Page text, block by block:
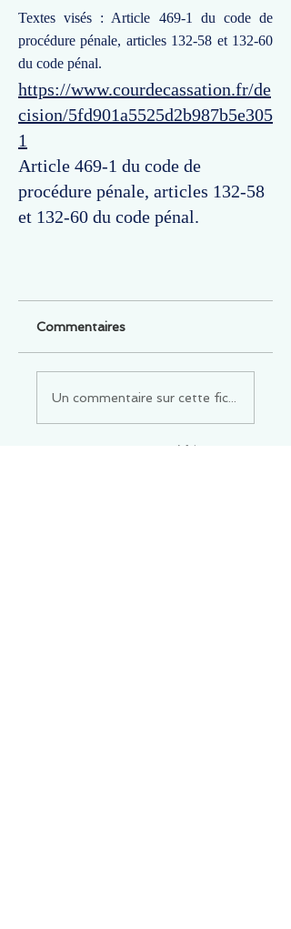
Textes visés : Article 469-1 du code de
procédure pénale, articles 132-58 et 132-60
du code pénal.
https://www.courdecassation.fr/de
cision/5fd901a5525d2b987b5e305
1
Article 469-1 du code de
procédure pénale, articles 132-58
et 132-60 du code pénal.
Commentaires
Un commentaire sur cette fiche ou cet
Partagez vos idées